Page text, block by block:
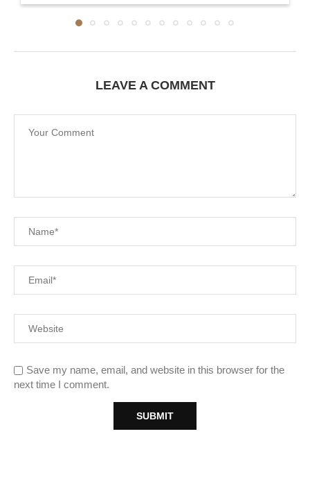
LEAVE A COMMENT
Save my name, email, and website in this browser for the
next time I comment.